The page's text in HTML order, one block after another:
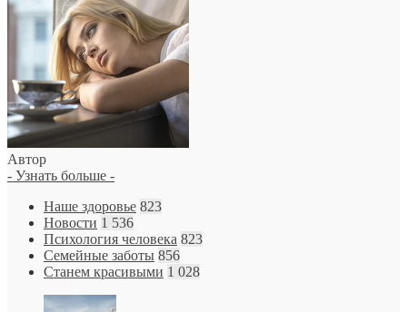
Автор
- Узнать больше -
Наше здоровье 823
Новости 1 536
Психология человека 823
Семейные заботы 856
Станем красивыми 1 028